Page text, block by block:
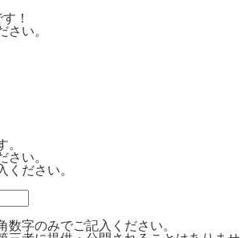
！
さい。
。
さい。
ください。
字のみでご記入ください。